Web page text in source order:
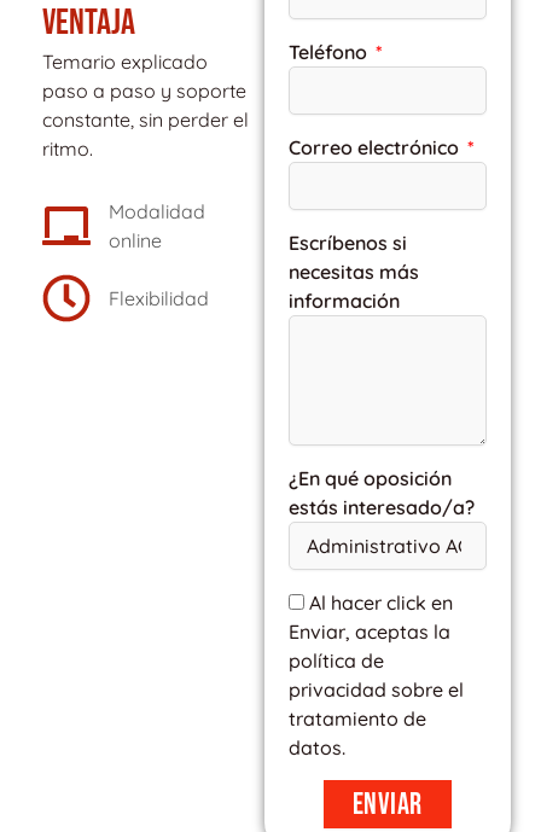
VENTAJA
Temario explicado
paso a paso y soporte
constante, sin perder el
ritmo.
Modalidad
online
Flexibilidad
Teléfono
Correo electrónico
Escríbenos si
necesitas más
información
¿En qué oposición
estás interesado/a?
Al hacer click en
Enviar, aceptas la
política de
privacidad sobre el
tratamiento de
datos.
Enviar